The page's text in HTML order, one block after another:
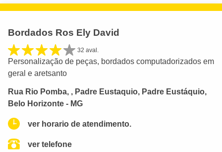
Bordados Ros Ely David
32 aval.
Personalização de peças, bordados computadorizados em
geral e aretsanto
Rua Rio Pomba, , Padre Eustaquio, Padre Eustáquio,
Belo Horizonte - MG
ver horario de atendimento.
ver telefone